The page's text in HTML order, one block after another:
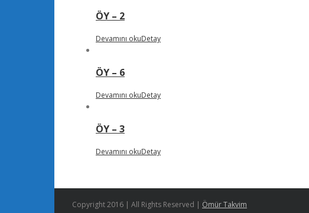
ÖY – 2
Devamını okuDetay
ÖY – 6
Devamını okuDetay
ÖY – 3
Devamını okuDetay
Copyright 2016 | All Rights Reserved | Ömür Takvim